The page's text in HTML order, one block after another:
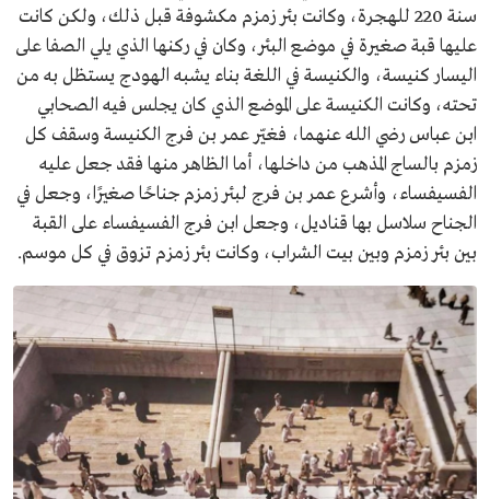
سنة 220 للهجرة، وكانت بئر زمزم مكشوفة قبل ذلك، ولكن كانت
عليها قبة صغيرة في موضع البئر، وكان في ركنها الذي يلي الصفا على
اليسار كنيسة، والكنيسة في اللغة بناء يشبه الهودج يستظل به من
تحته، وكانت الكنيسة على الموضع الذي كان يجلس فيه الصحابي
ابن عباس رضي الله عنهما، فغيّر عمر بن فرج الكنيسة وسقف كل
زمزم بالساج المذهب من داخلها، أما الظاهر منها فقد جعل عليه
الفسيفساء، وأشرع عمر بن فرج لبئر زمزم جناحًا صغيرًا، وجعل في
الجناح سلاسل بها قناديل، وجعل ابن فرج الفسيفساء على القبة
بين بئر زمزم وبين بيت الشراب، وكانت بئر زمزم تزوق في كل موسم.